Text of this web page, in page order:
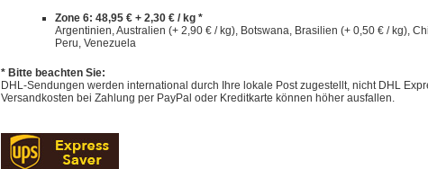
Zone 6: 48,95 € + 2,30 € / kg *
Argentinien, Australien (+ 2,90 € / kg), Botswana, Brasilien (+ 0,50 € / kg),
Peru, Venezuela
* Bitte beachten Sie:
DHL-Sendungen werden international durch Ihre lokale Post zugestellt, nicht DHL
Versandkosten bei Zahlung per PayPal oder Kreditkarte können höher ausfallen.